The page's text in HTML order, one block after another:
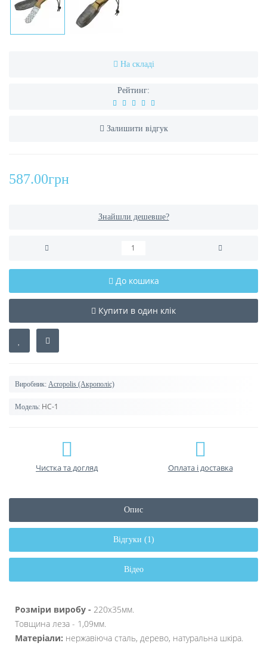
На складі
Рейтинг:
Залишити відгук
587.00грн
Знайшли дешевше?
До кошика
Купити в один клік
Виробник: Acropolis (Акрополіс)
Модель: НС-1
Чистка та догляд Оплата і доставка
Опис
Відгуки (1)
Відео
Розміри виробу - 220х35мм.
Товщина леза - 1,09мм.
Матеріали: нержавіюча сталь, дерево, натуральна шкіра.